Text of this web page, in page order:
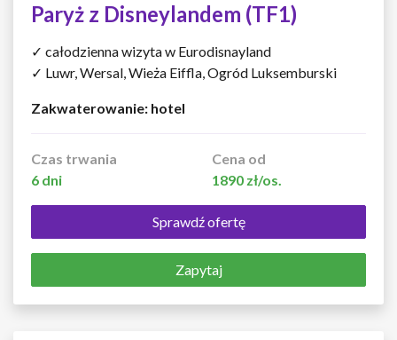
Paryż z Disneylandem (TF1)
✓ całodzienna wizyta w Eurodisnayland
✓ Luwr, Wersal, Wieża Eiffla, Ogród Luksemburski
Zakwaterowanie: hotel
Czas trwania
6 dni
Cena od
1890 zł/os.
Sprawdź ofertę
Zapytaj